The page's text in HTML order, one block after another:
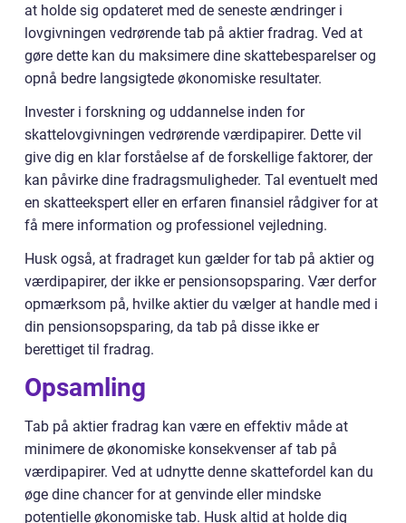
at holde sig opdateret med de seneste ændringer i
lovgivningen vedrørende tab på aktier fradrag. Ved at
gøre dette kan du maksimere dine skattebesparelser og
opnå bedre langsigtede økonomiske resultater.
Invester i forskning og uddannelse inden for
skattelovgivningen vedrørende værdipapirer. Dette vil
give dig en klar forståelse af de forskellige faktorer, der
kan påvirke dine fradragsmuligheder. Tal eventuelt med
en skatteekspert eller en erfaren finansiel rådgiver for at
få mere information og professionel vejledning.
Husk også, at fradraget kun gælder for tab på aktier og
værdipapirer, der ikke er pensionsopsparing. Vær derfor
opmærksom på, hvilke aktier du vælger at handle med i
din pensionsopsparing, da tab på disse ikke er
berettiget til fradrag.
Opsamling
Tab på aktier fradrag kan være en effektiv måde at
minimere de økonomiske konsekvenser af tab på
værdipapirer. Ved at udnytte denne skattefordel kan du
øge dine chancer for at genvinde eller mindske
potentielle økonomiske tab. Husk altid at holde dig